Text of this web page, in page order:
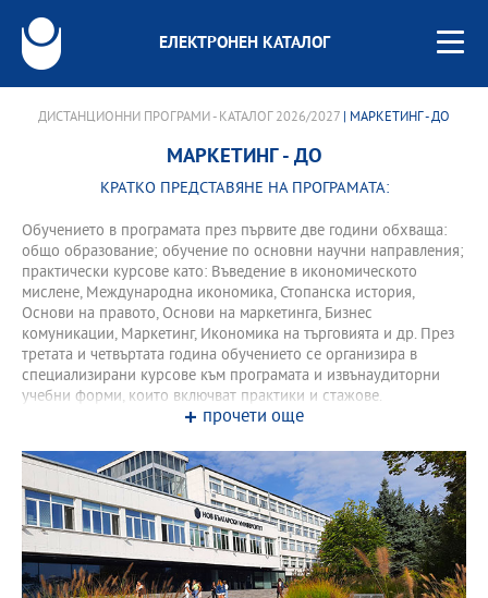
ЕЛЕКТРОНЕН КАТАЛОГ
ДИСТАНЦИОННИ ПРОГРАМИ - КАТАЛОГ 2026/2027 | МАРКЕТИНГ - ДО
МАРКЕТИНГ - ДО
КРАТКО ПРЕДСТАВЯНЕ НА ПРОГРАМАТА:
Обучението в програмата през първите две години обхваща:
общо образование; обучение по основни научни направления;
практически курсове като: Въведение в икономическото
мислене, Международна икономика, Стопанска история,
Основи на правото, Основи на маркетинга, Бизнес
комуникации, Маркетинг, Икономика на търговията и др. През
третата и четвъртата година обучението се организира в
специализирани курсове към програмата и извънаудиторни
учебни форми, които включват практики и стажове.
Програмата осигурява възможност за международна
Франция, Швейцария, Русия. Завършилите програмата могат
успешно да се реализират професионално като: маркетолози в
отдели по маркетинг, търговски звена, отдели за реклама и
РR,маркетинг мениджъри, търговски представители, търговски
мениджъри и др.
прочети още